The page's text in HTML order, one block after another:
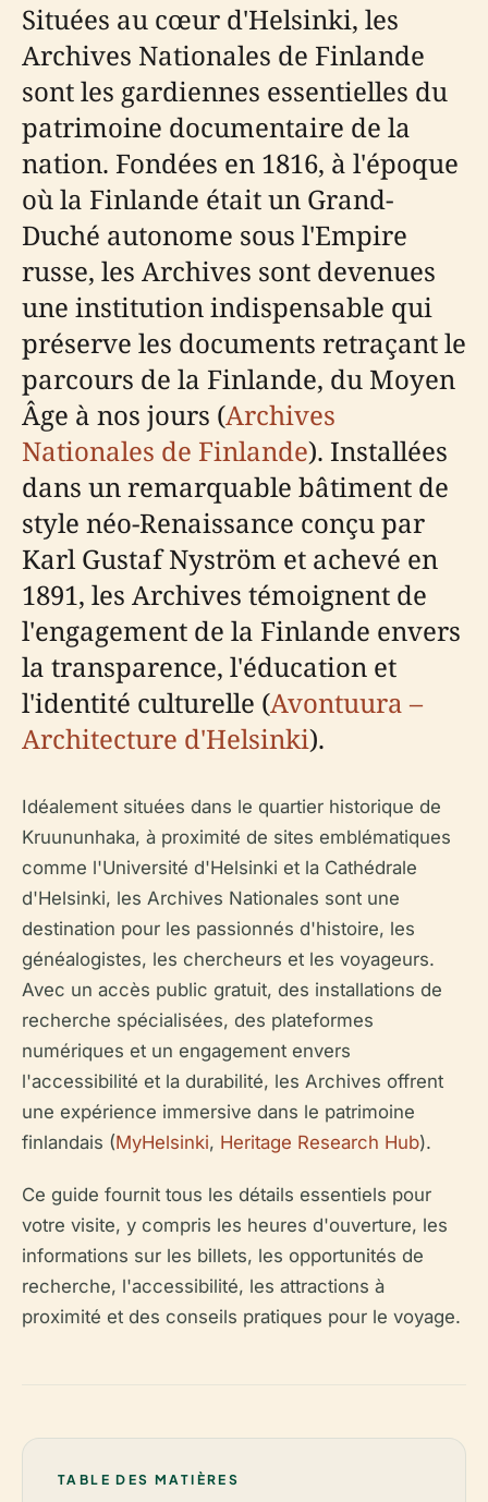
Situées au cœur d'Helsinki, les
Archives Nationales de Finlande
sont les gardiennes essentielles du
patrimoine documentaire de la
nation. Fondées en 1816, à l'époque
où la Finlande était un Grand-
Duché autonome sous l'Empire
russe, les Archives sont devenues
une institution indispensable qui
préserve les documents retraçant le
parcours de la Finlande, du Moyen
Âge à nos jours (Archives
Nationales de Finlande). Installées
dans un remarquable bâtiment de
style néo-Renaissance conçu par
Karl Gustaf Nyström et achevé en
1891, les Archives témoignent de
l'engagement de la Finlande envers
la transparence, l'éducation et
l'identité culturelle (Avontuura –
Architecture d'Helsinki).
Idéalement situées dans le quartier historique de
Kruununhaka, à proximité de sites emblématiques
comme l'Université d'Helsinki et la Cathédrale
d'Helsinki, les Archives Nationales sont une
destination pour les passionnés d'histoire, les
généalogistes, les chercheurs et les voyageurs.
Avec un accès public gratuit, des installations de
recherche spécialisées, des plateformes
numériques et un engagement envers
l'accessibilité et la durabilité, les Archives offrent
une expérience immersive dans le patrimoine
finlandais (MyHelsinki, Heritage Research Hub).
Ce guide fournit tous les détails essentiels pour
votre visite, y compris les heures d'ouverture, les
informations sur les billets, les opportunités de
recherche, l'accessibilité, les attractions à
proximité et des conseils pratiques pour le voyage.
TABLE DES MATIÈRES